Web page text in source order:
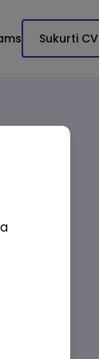
Sukurti CV